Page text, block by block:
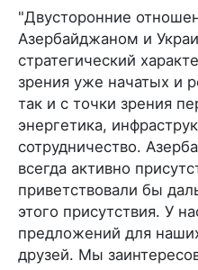
"Двусторонние
Азербайджаном и
стратегический
зрения уже начатых и
так и с точки зрения
энергетика,
сотрудничество.
всегда активно
приветствовали бы
этого присутствия. У
предложений для
друзей. Мы